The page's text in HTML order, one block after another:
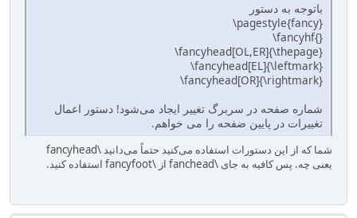
باتوجه به دستور
‎\pagestyle{fancy}‎
‎\fancyhf{}‎
‎\fancyhead[OL,ER]{\thepage}‎
‎\fancyhead[EL]{\leftmark}‎
‎\fancyhead[OR]{\rightmark}
شماره صفحه در سربرگ تغییر ایجاد می‌شود! دستور اعمال
تغییرات در پایین ضفحه را می خواهم.
شما که از این دستورات استفاده می‌کنید حتماً می‌دانید \fancyhead
یعنی چه. پس کافیه به جای \fanchead از \fancyfoot استفاده کنید.